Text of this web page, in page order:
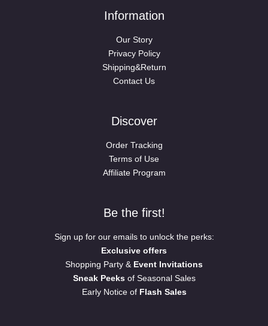
Information
Our Story
Privacy Policy
Shipping&Return
Contact Us
Discover
Order Tracking
Terms of Use
Affiliate Program
Be the first!
Sign up for our emails to unlock the perks:
Exclusive offers
Shopping Party & Event Invitations
Sneak Peeksof Seasonal Sales
Early Notice of Flash Sales